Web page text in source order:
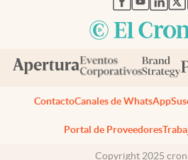
ContactoCanales de WhatsApp
Portal de Proveedores
Copyright 2025